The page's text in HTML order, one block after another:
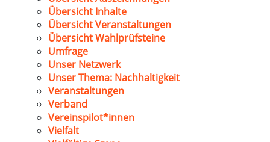
Übersicht Inhalte
Übersicht Veranstaltungen
Übersicht Wahlprüfsteine
Umfrage
Unser Netzwerk
Unser Thema: Nachhaltigkeit
Veranstaltungen
Verband
Vereinspilot*innen
Vielfalt